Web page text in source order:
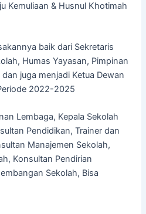
Kemuliaan & Husnul Khotimah
baik dari Sekretaris
Humas Yayasan, Pimpinan
juga menjadi Ketua Dewan
2022-2025
Lembaga, Kepala Sekolah
Pendidikan, Trainer dan
Manajemen Sekolah,
Konsultan Pendirian
Sekolah, Bisa